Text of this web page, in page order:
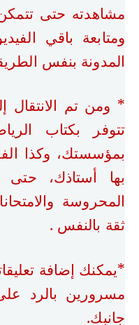
مشاهدته حتى
ومتابعة باقي
المدونة بنفس
* ومن تم الانتقال
تتوفر بكتاب
بمؤسستك، وكذا
بها أستاذك،
المحروسة
ثقة بالنفس .
*يمكنك إضافة
مسرورين بالرد
جانبك.